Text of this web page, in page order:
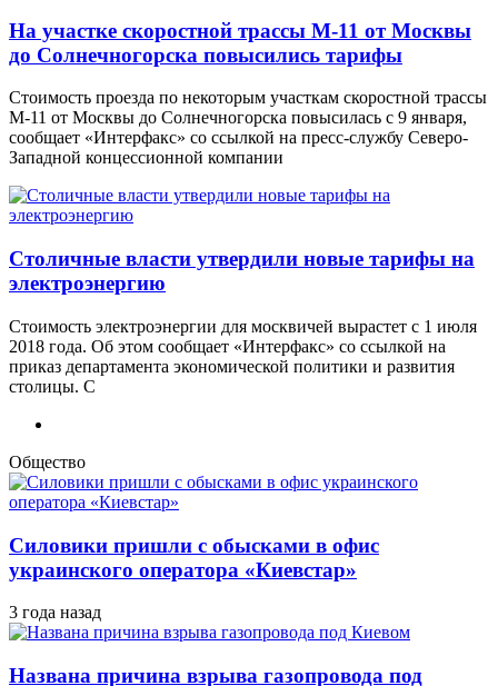
На участке скоростной трассы М-11 от Москвы
до Солнечногорска повысились тарифы
Стоимость проезда по некоторым участкам скоростной трассы
М-11 от Москвы до Солнечногорска повысилась с 9 января,
сообщает «Интерфакс» со ссылкой на пресс-службу Северо-
Западной концессионной компании
Столичные власти утвердили новые тарифы на
электроэнергию
Стоимость электроэнергии для москвичей вырастет с 1 июля
2018 года. Об этом сообщает «Интерфакс» со ссылкой на
приказ департамента экономической политики и развития
столицы. С
Общество
Силовики пришли с обысками в офис
украинского оператора «Киевстар»
3 года назад
Названа причина взрыва газопровода под